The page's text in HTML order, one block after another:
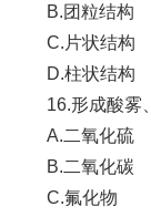
B.团粒结构
C.片状结构
D.柱状结构
16.形成酸
A.二氧化硫
B.二氧化碳
C.氟化物